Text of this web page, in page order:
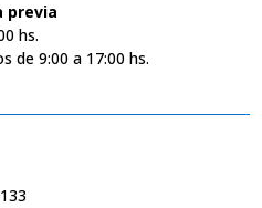
previa
hs.
de 9:00 a 17:00 hs.